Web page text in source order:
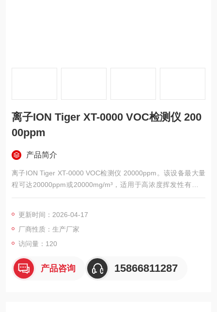
离子ION Tiger XT-0000 VOC检测仪 200
00ppm
产品简介
离子ION Tiger XT-0000 VOC检测仪 20000ppm。该设备最大量
程可达20000ppm或20000mg/m³，适用于高浓度挥发性有机物
的现场测量，在潮湿或多尘环境中保持响应一致性，可用于工业
更新时间：2026-04-17
厂商性质：生产厂家
访问量：120
产品咨询 15866811287